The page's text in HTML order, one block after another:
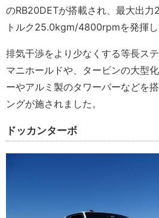
のRB20DETが搭載され、最大出
トルク25.0kgm/4800rpmを発揮し
排気干渉をより少なくする等長ス
マニホールドや、タービンの大型
ーやアルミ製のタワーバーなどを
ングが施されました。
ドッカンターボ